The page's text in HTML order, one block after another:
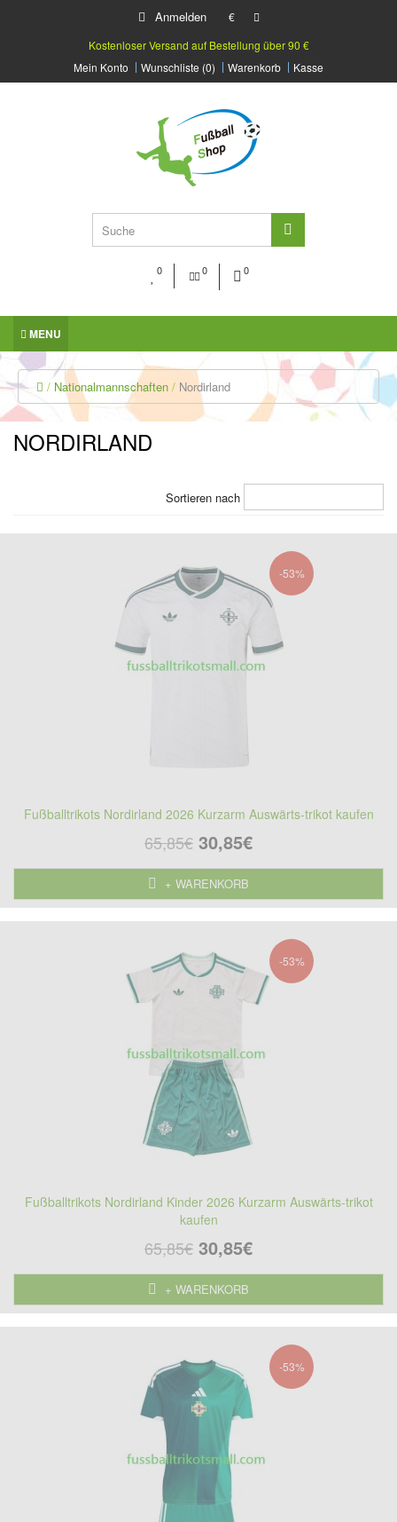
Anmelden
€
Kostenloser Versand auf Bestellung über 90 €
Mein Konto
Wunschliste (0) Warenkorb Kasse
0 0 0
MENU
Nationalmannschaften Nordirland
NORDIRLAND
Sortieren nach
-53%
Fußballtrikots Nordirland 2026 Kurzarm Auswärts-trikot kaufen
65,85€ 30,85€
+ WARENKORB
-53%
Fußballtrikots Nordirland Kinder 2026 Kurzarm Auswärts-trikot
kaufen
65,85€ 30,85€
+ WARENKORB
-53%